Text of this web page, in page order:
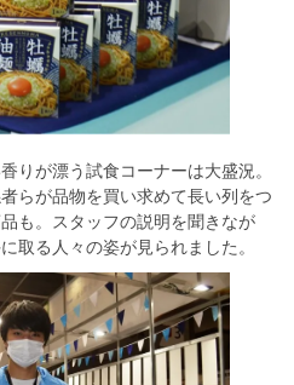
りが漂う試食コーナーは大盛況。
らが品物を買い求めて長い列をつ
も。スタッフの説明を聞きなが
取る人々の姿が見られました。